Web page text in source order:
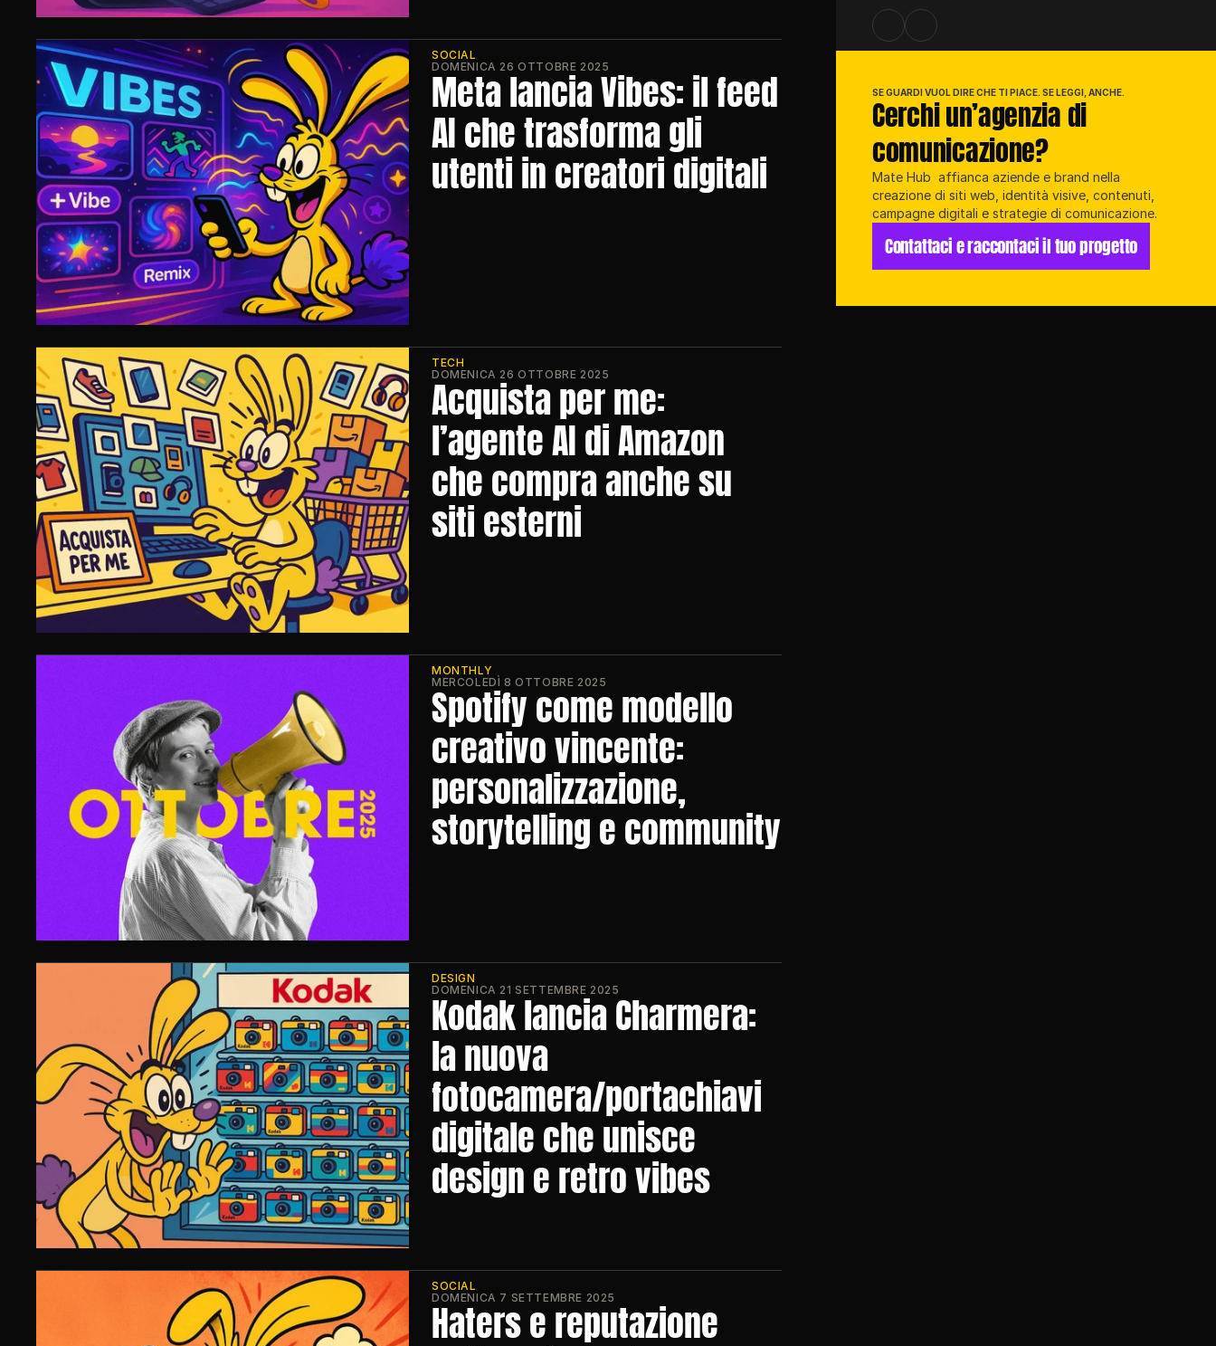
SOCIAL
DOMENICA 26 OTTOBRE 2025
Meta lancia Vibes: il feed
AI che trasforma gli
utenti in creatori digitali
TECH
DOMENICA 26 OTTOBRE 2025
Acquista per me:
l’agente AI di Amazon
che compra anche su
siti esterni
MONTHLY
MERCOLEDÌ 8 OTTOBRE 2025
Spotify come modello
creativo vincente:
personalizzazione,
storytelling e community
DESIGN
DOMENICA 21 SETTEMBRE 2025
Kodak lancia Charmera:
la nuova
fotocamera/portachiavi
digitale che unisce
design e retro vibes
SOCIAL
DOMENICA 7 SETTEMBRE 2025
Haters e reputazione
SE GUARDI VUOL DIRE CHE TI PIACE. SE LEGGI, ANCHE.
Cerchi un’agenzia di
comunicazione?
Mate Hub  affianca aziende e brand nella
creazione di siti web, identità visive, contenuti,
campagne digitali e strategie di comunicazione.
Contattaci e raccontaci il tuo progetto